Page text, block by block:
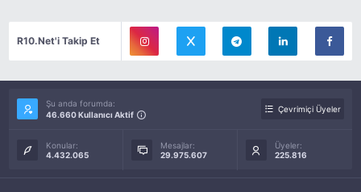
R10.Net'i Takip Et
Şu anda forumda:
46.660 Kullanıcı Aktif
Çevrimiçi Üyeler
Konular:
4.432.065
Mesajlar:
29.975.607
Üyeler:
225.816